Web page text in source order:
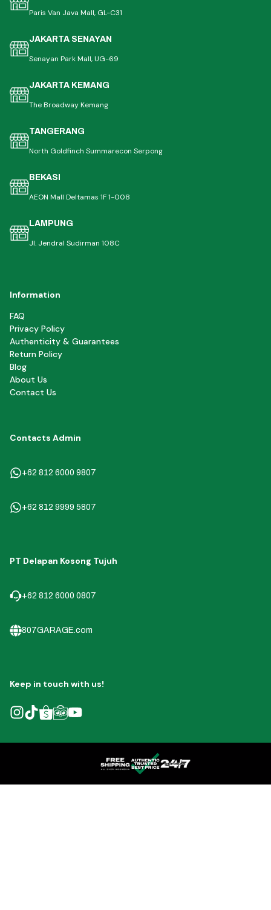
Paris Van Java Mall, GL-C31
JAKARTA SENAYAN
Senayan Park Mall, UG-69
JAKARTA KEMANG
The Broadway Kemang
TANGERANG
North Goldfinch Summarecon Serpong
BEKASI
AEON Mall Deltamas 1F 1-008
LAMPUNG
Jl. Jendral Sudirman 108C
Information
FAQ
Privacy Policy
Authenticity & Guarantees
Return Policy
Blog
About Us
Contact Us
Contacts Admin
+62 812 6000 9807
+62 812 9999 5807
PT Delapan Kosong Tujuh
+62 812 6000 0807
807GARAGE.com
Keep in touch with us!